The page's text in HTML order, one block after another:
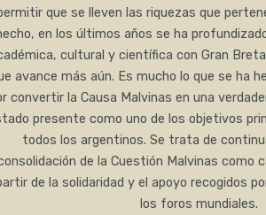
que se lleven las riquezas que
en los últimos años se ha
cultural y científica con Gran
avance más aún. Es mucho lo que se ha
convertir la Causa Malvinas en una
presente como uno de los objetivos
todos los argentinos. Se trata de
de la Cuestión Malvinas como
de la solidaridad y el apoyo recogidos
los foros mundiales.